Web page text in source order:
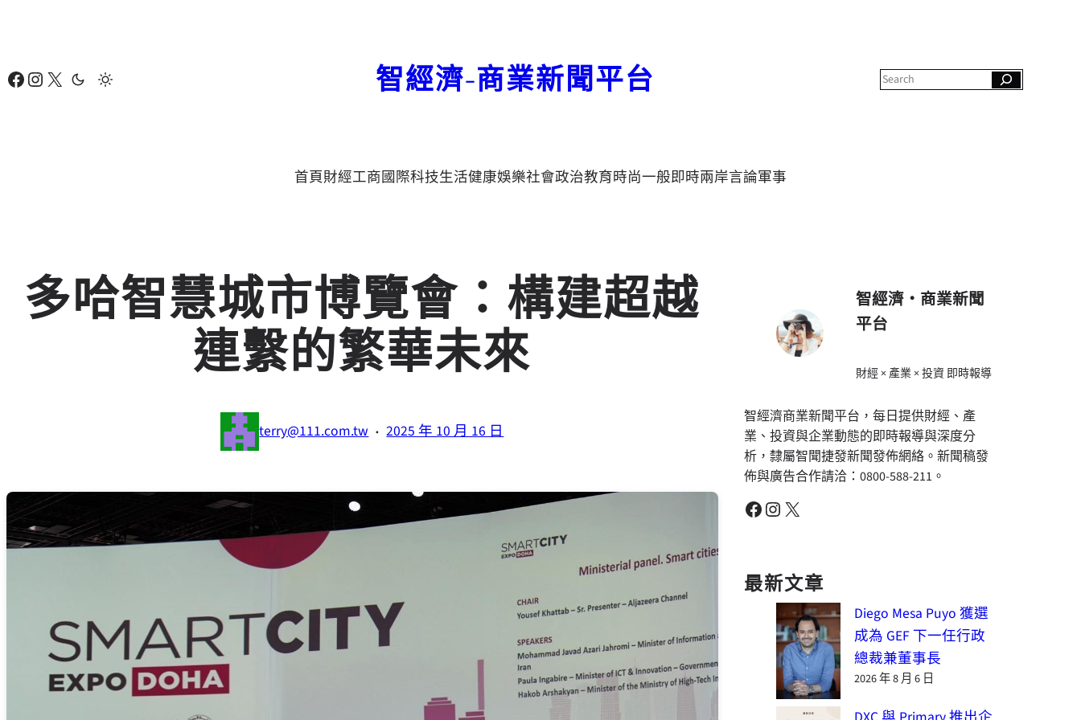
要
Facebook Instagram X 智經濟-商業新聞平台
c
首頁財經工商國際科技生活健康娛樂社會政治教育時尚一般即時兩岸言論軍事
多哈智慧城市博覽會：構建超越
連繫的繁華未來
terry@111.com.tw · 2025 年 10 月 16 日
智經濟・商業新聞
平台
財經 × 產業 × 投資 即時報導
智經濟商業新聞平台，每日提供財經、產
業、投資與企業動態的即時報導與深度分
析，隸屬智聞捷發新聞發佈網絡。新聞稿發
佈與廣告合作請洽：0800-588-211。
Facebook Instagram X
最新文章
Diego Mesa Puyo 獲選
成為 GEF 下一任行政
總裁兼董事長
2026 年 8 月 6 日